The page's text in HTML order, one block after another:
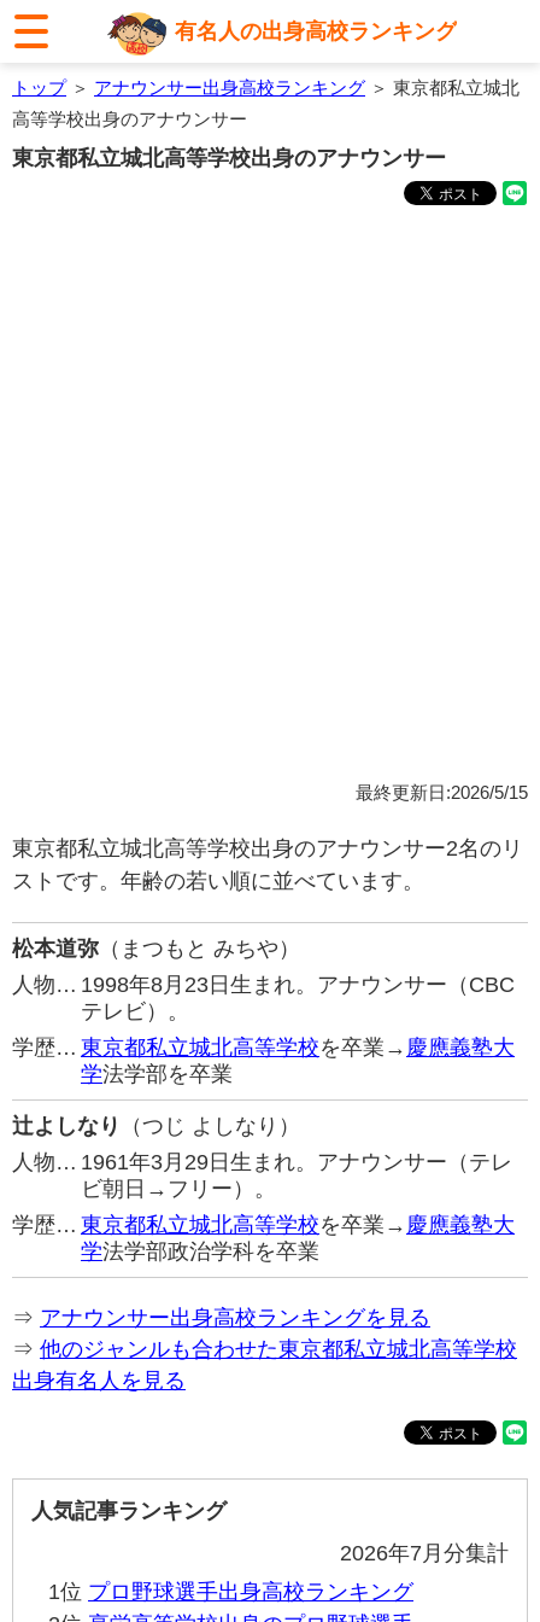
有名人の出身高校ランキング
トップ＞ アナウンサー出身高校ランキング ＞ 東京都私立城北
高等学校出身のアナウンサー
東京都私立城北高等学校出身のアナウンサー
最終更新日:2026/5/15
東京都私立城北高等学校出身のアナウンサー2名のリ
ストです。年齢の若い順に並べています。
松本道弥 （まつもと みちや）
人物… 1998年8月23日生まれ。アナウンサー（CBC
テレビ）。
学歴… 東京都私立城北高等学校を卒業→ 慶應義塾大
学法学部を卒業
辻よしなり
（つじ よしなり）
人物… 1961年3月29日生まれ。アナウンサー（テレ
ビ朝日→フリー）。
学歴… 東京都私立城北高等学校を卒業→ 慶應義塾大
学法学部政治学科を卒業
⇒ アナウンサー出身高校ランキングを見る
⇒ 他のジャンルも合わせた東京都私立城北高等学校
出身有名人を見る
人気記事ランキング
2026年7月分集計
1位 プロ野球選手出身高校ランキング